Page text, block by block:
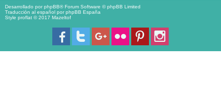
Desarrollado porphpBB® Forum Software © phpBB Limited
Traducción al español porphpBB España
Style proflat © 2017 Mazeltof